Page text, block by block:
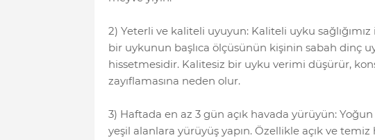
2) Yeterli ve kaliteli uyuyun: Kaliteli uyku
bir uykunun başlıca ölçüsünün kişinin sabah dinç
hissetmesidir. Kalitesiz bir uyku verimi düşürür,
zayıflamasına neden olur.
3) Haftada en az 3 gün açık havada yürüyün:
yeşil alanlara yürüyüş yapın. Özellikle açık ve